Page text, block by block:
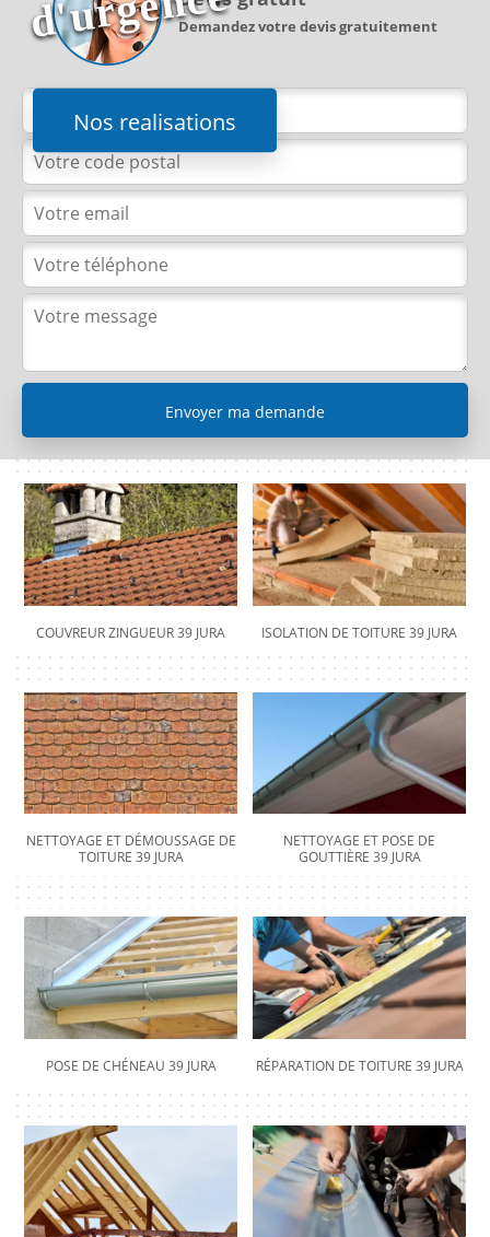
Nos realisations
Demandez votre devis gratuitement
COUVREUR ZINGUEUR 39 JURA ISOLATION DE TOITURE 39 JURA
NETTOYAGE ET DÉMOUSSAGE DE
TOITURE 39 JURA
NETTOYAGE ET POSE DE
GOUTTIÈRE 39 JURA
POSE DE CHÉNEAU 39 JURA RÉPARATION DE TOITURE 39 JURA